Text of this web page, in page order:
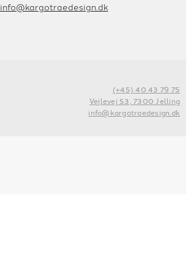
info@kargotraedesign.dk
(+45) 40 43 79 75
Vejlevej 53, 7300 Jelling
info@kargotraedesign.dk